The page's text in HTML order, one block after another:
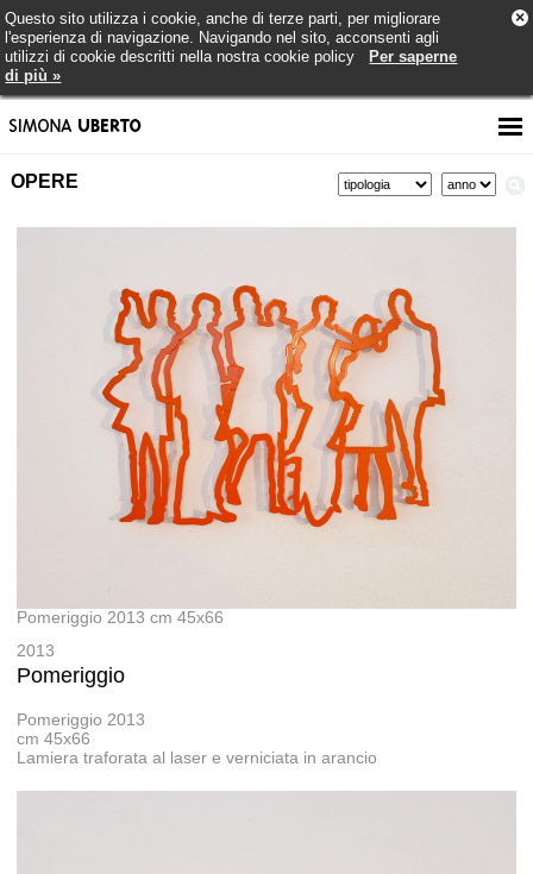
Questo sito utilizza i cookie, anche di terze parti, per migliorare
l'esperienza di navigazione. Navigando nel sito, acconsenti agli
utilizzi di cookie descritti nella nostra cookie policy
Per saperne
di più »
×
OPERE
Pomeriggio 2013 cm 45x66
2013
Pomeriggio
Pomeriggio 2013
cm 45x66
Lamiera traforata al laser e verniciata in arancio